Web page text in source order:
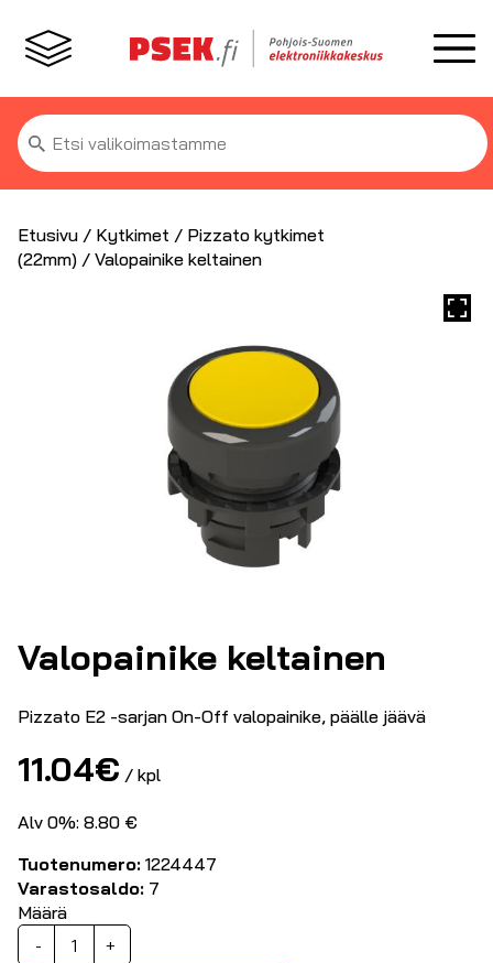
Etsi:
Etusivu / Kytkimet / Pizzato kytkimet
(22mm) / Valopainike keltainen
Valopainike keltainen
Pizzato E2 -sarjan On-Off valopainike, päälle jäävä
11.04€ / kpl
Alv 0%: 8.80 €
Tuotenumero: 1224447
Varastosaldo: 7
Määrä
-
Valopainike
+